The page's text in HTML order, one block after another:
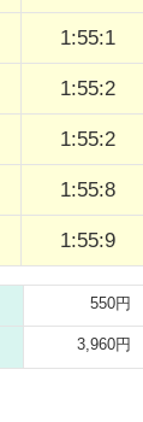
1:55:1
1:55:2
1:55:2
1:55:8
1:55:9
550円
3,960円